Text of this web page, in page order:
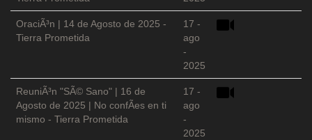
OraciÃ³n | 14 de Agosto de 2025 -
Tierra Prometida
17 -
ago
-
2025
ReuniÃ³n "SÃ© Sano" | 16 de
Agosto de 2025 | No confÃ­es en ti
mismo - Tierra Prometida
17 -
ago
-
2025